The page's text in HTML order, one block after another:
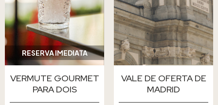
RESERVA IMEDIATA
VERMUTE GOURMET
PARA DOIS
VALE DE OFERTA DE
MADRID